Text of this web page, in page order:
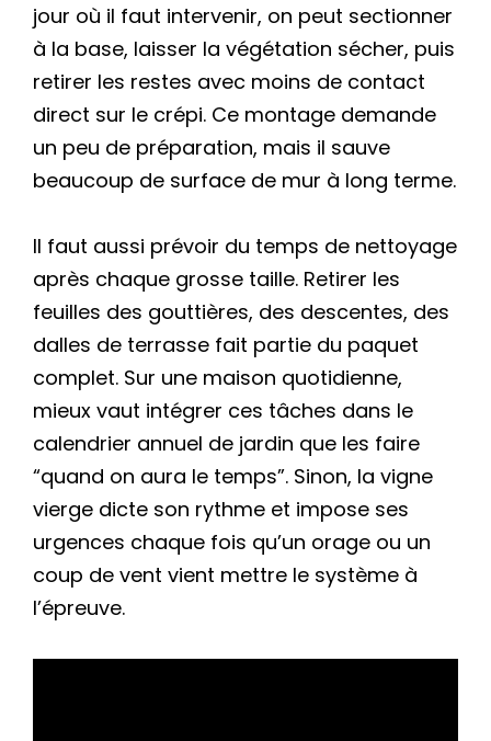
jour où il faut intervenir, on peut sectionner
à la base, laisser la végétation sécher, puis
retirer les restes avec moins de contact
direct sur le crépi. Ce montage demande
un peu de préparation, mais il sauve
beaucoup de surface de mur à long terme.
Il faut aussi prévoir du temps de nettoyage
après chaque grosse taille. Retirer les
feuilles des gouttières, des descentes, des
dalles de terrasse fait partie du paquet
complet. Sur une maison quotidienne,
mieux vaut intégrer ces tâches dans le
calendrier annuel de jardin que les faire
“quand on aura le temps”. Sinon, la vigne
vierge dicte son rythme et impose ses
urgences chaque fois qu’un orage ou un
coup de vent vient mettre le système à
l’épreuve.